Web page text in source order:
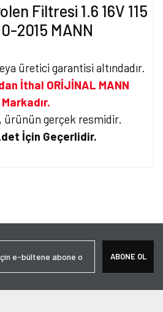
Filtresi 1.6 16V 115
2015 MANN
üretici garantisi altındadır.
İthal ORİJİNAL MANN
Markadır.
ürünün gerçek resmidir.
İçin Geçerlidir.
bilgiler bulunuyor.
ABONE OL